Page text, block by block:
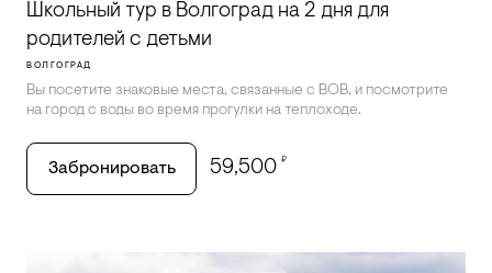
Школьный тур в Волгоград на 2 дня для
родителей с детьми
ВОЛГОГРАД
Вы посетите знаковые места, связанные с ВОВ, и посмотрите
на город с воды во время прогулки на теплоходе.
Забронировать 59,500 ₽